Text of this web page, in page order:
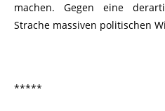
machen. Gegen eine
Strache massiven politischen
*****